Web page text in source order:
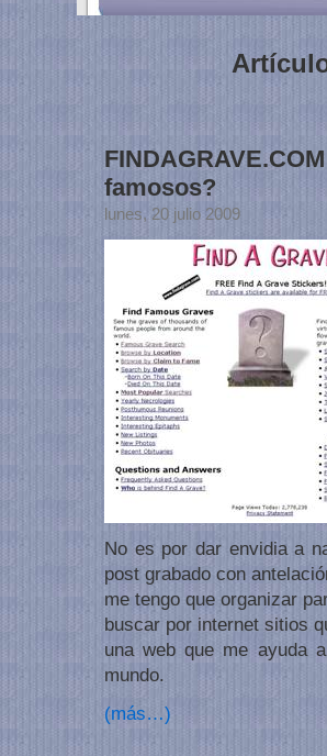
famosos?
lunes, 20 julio 2009
No es por dar envidia a
post grabado con
me tengo que organizar
buscar por internet sitios
una web que me ayuda
mundo.
(más…)